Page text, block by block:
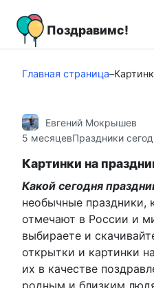
контенту
Поздравимс!
Главная страница–
Евгений Мокрышев
5 месяцевПраздники
Картинки на
Какой сегодня
необычные праздники,
отмечают в России и
выбираете и
открытки и картинки
их в качестве